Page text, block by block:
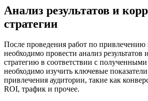
Анализ результатов и
стратегии
После проведения работ по
необходимо провести анализ результатов
стратегию в соответствии с
необходимо изучить ключевые
привлечения аудитории, такие как
ROI, трафик и прочее.